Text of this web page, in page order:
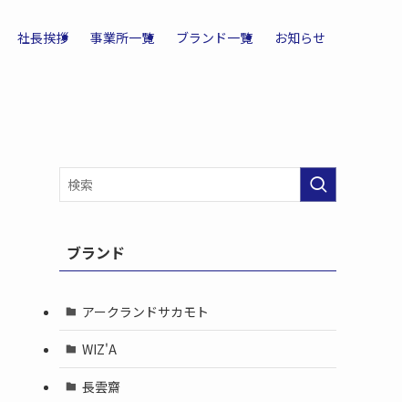
社長挨拶 事業所一覧 ブランド一覧 お知らせ
ブランド
アークランドサカモト
WIZ'A
長雲齋